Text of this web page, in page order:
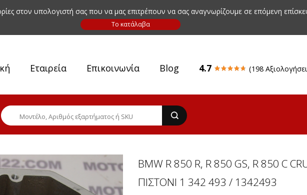
στον υπολογιστή σας που να μας επιτρέπουν να σας αναγνωρίζουμε σε επόμενη
Εταιρεία Επικοινωνία Blog 4.7 (198
BMW R 850 R, R 850 GS, R 850 C
ΠΙΣΤΟΝΙ 1 342 493 / 1342493